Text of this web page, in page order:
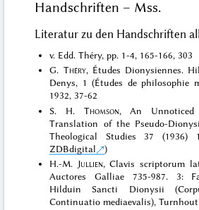
Handschriften – Mss.
Literatur zu den Handschriften
v. Edd. Théry, pp. 1-4, 165-166, 303
G. Théry, Études Dionysiennes.
Denys, 1 (Études de philosophie
1932, 37-62
S. H. Thomson, An
Translation of the Pseudo-
Theological Studies 37 (1936)
ZDBdigital
)
H.-M. Jullien, Clavis scriptorum
Auctores Galliae 735-987. 3:
Hilduin Sancti Dionysii
Continuatio mediaevalis), Turnhout